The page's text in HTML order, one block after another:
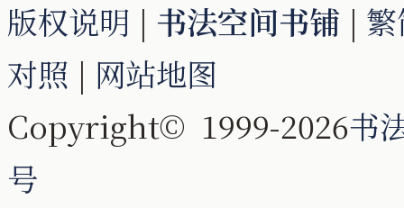
版权说明 | 书法空间书铺 |
对照 | 网站地图
Copyright© 1999-2026书
号